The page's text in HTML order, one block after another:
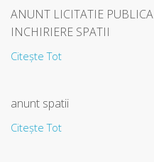
ANUNT LICITATIE
INCHIRIERE SPATII
Citește Tot
anunt spatii
Citește Tot